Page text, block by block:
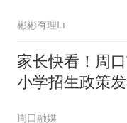
彬彬有理Li
家长快看！周
小学招生政策
周口融媒